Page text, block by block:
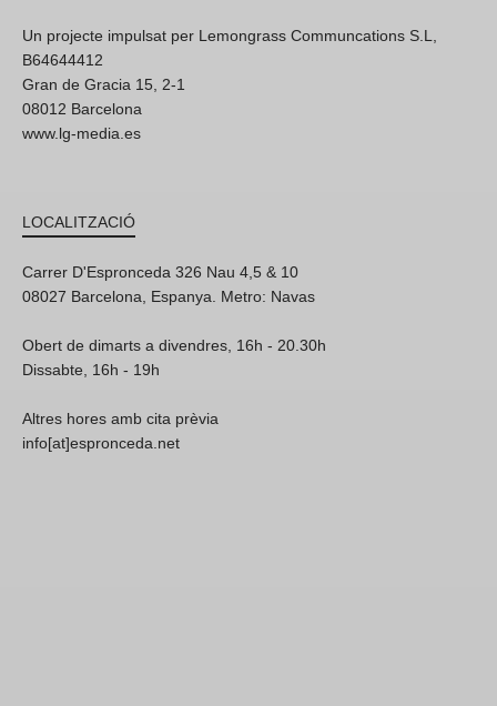
Un projecte impulsat per Lemongrass Communcations S.L,
B64644412
Gran de Gracia 15, 2-1
08012 Barcelona
www.lg-media.es
LOCALITZACIÓ
Carrer D'Espronceda 326 Nau 4,5 & 10
08027 Barcelona, Espanya. Metro: Navas
Obert de dimarts a divendres, 16h - 20.30h
Dissabte, 16h - 19h
Altres hores amb cita prèvia
info[at]espronceda.net